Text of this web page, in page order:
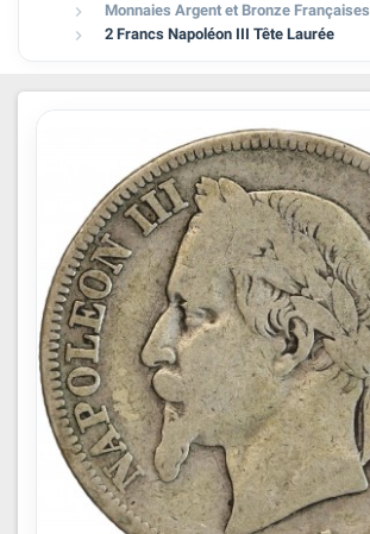
 Monnaies Argent et Bronze Françaises
 2 Francs Napoléon III Tête Laurée